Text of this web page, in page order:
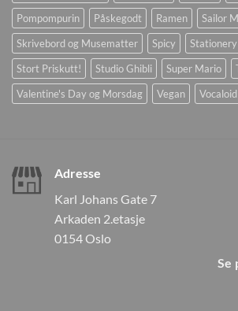
Pompompurin
Påskegodt Ramen Sailor
Skrivebord og Musematter
Spicy Stationery
Stort Priskutt!
Studio Ghibli Super Mario
Valentine's Day og Morsdag
Vegan Vocaloid
Adresse
Karl Johans Gate 7
Arkaden 2.etasje
0154 Oslo
Se